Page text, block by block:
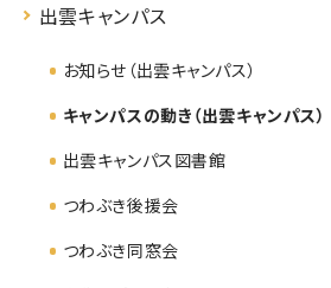
出雲キャンパス
お知らせ（出雲キャンパス）
キャンパスの動き（出雲キャンパス）
出雲キャンパス図書館
つわぶき後援会
つわぶき同窓会